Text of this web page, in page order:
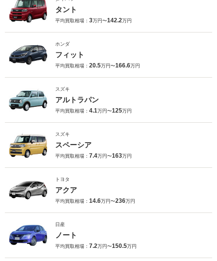
タント
平均買取相場： 3万円〜142.2万円
ホンダ
フィット
平均買取相場： 20.5万円〜166.6万円
スズキ
アルトラパン
平均買取相場： 4.1万円〜125万円
スズキ
スペーシア
平均買取相場： 7.4万円〜163万円
トヨタ
アクア
平均買取相場： 14.6万円〜236万円
日産
ノート
平均買取相場： 7.2万円〜150.5万円